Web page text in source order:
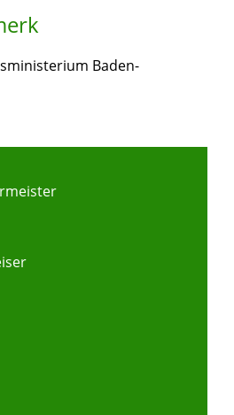
Baden-